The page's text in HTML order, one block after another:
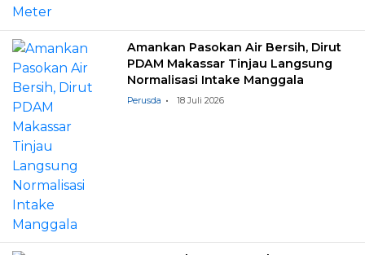
Amankan Pasokan Air Bersih, Dirut
PDAM Makassar Tinjau Langsung
Normalisasi Intake Manggala
Perusda 18 Juli 2026